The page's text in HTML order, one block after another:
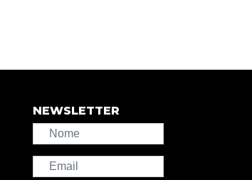
NEWSLETTER